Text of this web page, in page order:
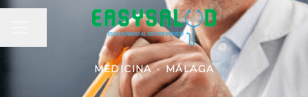
MENÚ DE EMPLEO
Compartir página
MEDICINA · MÁLAGA